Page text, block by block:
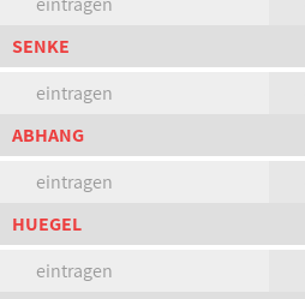
SENKE
eintragen
ABHANG
eintragen
HUEGEL
eintragen